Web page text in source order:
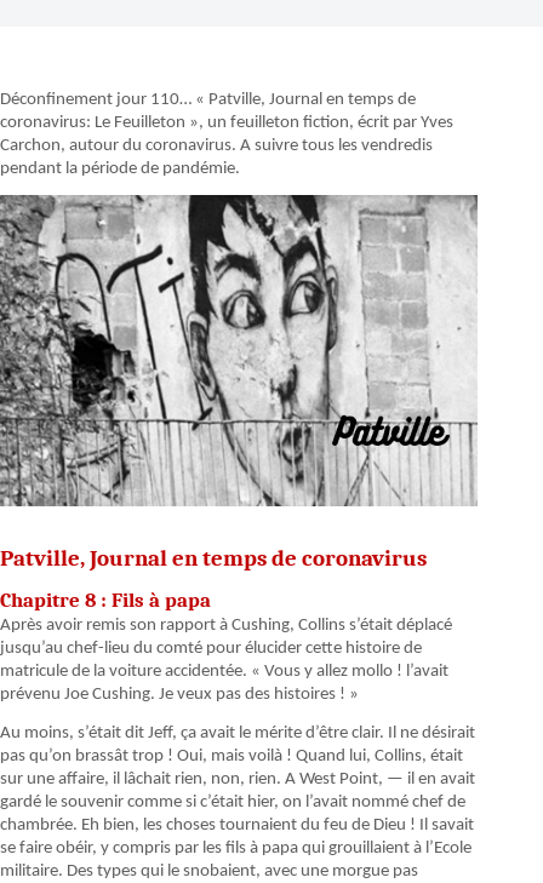
Déconfinement jour 110… « Patville, Journal en temps de
coronavirus: Le Feuilleton », un feuilleton fiction, écrit par Yves
Carchon, autour du coronavirus. A suivre tous les vendredis
pendant la période de pandémie.
Patville, Journal en temps de coronavirus
Chapitre 8 : Fils à papa
Après avoir remis son rapport à Cushing, Collins s’était déplacé
jusqu’au chef-lieu du comté pour élucider cette histoire de
matricule de la voiture accidentée. « Vous y allez mollo ! l’avait
prévenu Joe Cushing. Je veux pas des histoires ! »
Au moins, s’était dit Jeff, ça avait le mérite d’être clair. Il ne désirait
pas qu’on brassât trop ! Oui, mais voilà ! Quand lui, Collins, était
sur une affaire, il lâchait rien, non, rien. A West Point, — il en avait
gardé le souvenir comme si c’était hier, on l’avait nommé chef de
chambrée. Eh bien, les choses tournaient du feu de Dieu ! Il savait
se faire obéir, y compris par les fils à papa qui grouillaient à l’Ecole
militaire. Des types qui le snobaient, avec une morgue pas